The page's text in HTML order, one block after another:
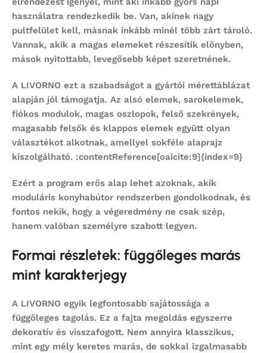
használatra rendezkedik be. Van, akinek nagy
pultfelület kell, másnak inkább minél több zárt tároló.
Vannak, akik a magas elemeket részesítik előnyben,
mások nyitottabb, levegősebb képet szeretnének.
A LIVORNO ezt a szabadságot a gyártói mérettáblázat
alapján jól támogatja. Az alsó elemek, sarokelemek,
fiókos modulok, magas oszlopok, felső szekrények,
magasabb felsők és klappos elemek együtt olyan
választékot alkotnak, amellyel sokféle alaprajz
kiszolgálható. :contentReference[oaicite:9]{index=9}
Ezért a program erős alap lehet azoknak, akik
moduláris konyhabútor rendszerben gondolkodnak, és
fontos nekik, hogy a végeredmény ne csak szép,
hanem valóban személyre szabott legyen.
Formai részletek: függőleges marás
mint karakterjegy
A LIVORNO egyik legfontosabb sajátossága a
függőleges tagolás. Ez a fajta megoldás egyszerre
dekoratív és visszafogott. Nem annyira klasszikus,
mint egy mély keretes marás, de sokkal izgalmasabb